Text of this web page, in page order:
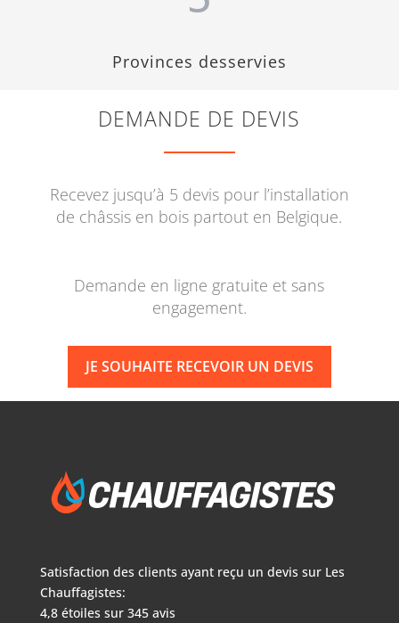
Provinces desservies
DEMANDE DE DEVIS
Recevez jusqu’à 5 devis pour l’installation
de châssis en bois partout en Belgique.
Demande en ligne gratuite et sans
engagement.
JE SOUHAITE RECEVOIR UN DEVIS
Satisfaction des clients ayant reçu un devis sur Les
Chauffagistes:
4,8étoiles sur 345avis